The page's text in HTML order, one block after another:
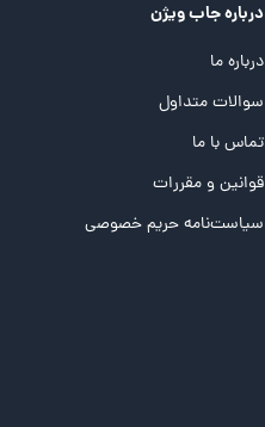
درباره جاب ویژن
درباره ما
سوالات متداول
تماس با ما
قوانین و مقررات
سیاست‌نامه حریم خصوصی